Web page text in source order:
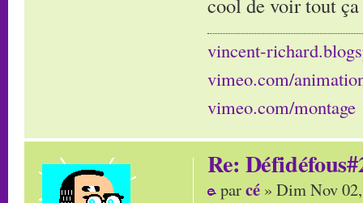
cool de voir tout
vincent-
vimeo.com/
vimeo.com/montage
Re:
parcé » Dim Nov